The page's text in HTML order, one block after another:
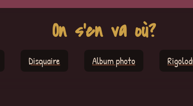
On s'en va où?
Disquaire Album photo